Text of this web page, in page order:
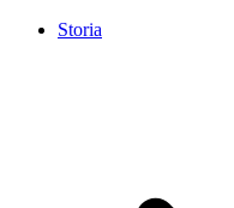
Storia